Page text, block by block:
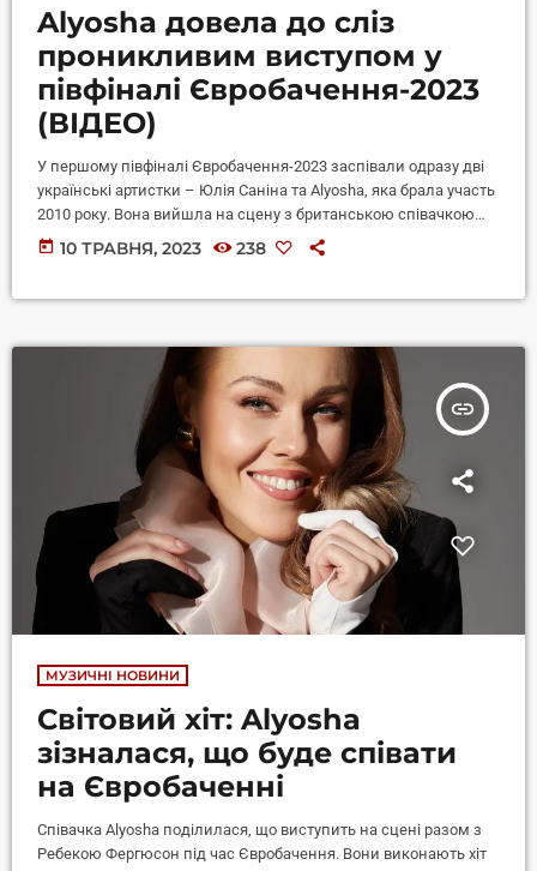
Alyosha довела до сліз
проникливим виступом у
півфіналі Євробачення-2023
(ВІДЕО)
У першому півфіналі Євробачення-2023 заспівали одразу дві
українські артистки – Юлія Саніна та Alyosha, яка брала участь
2010 року. Вона вийшла на сцену з британською співачкою
Ребекою Фергюсон. У дуеті з Ребекою Фергюсон Alyosha
виконала пісню Ordinary World культового британського гурту
Alyosha, у номері було багато синьо-жовтих кольорів […]
today 10 ТРАВНЯ, 2023 238
insert_link
МУЗИЧНІ НОВИНИ
Світовий хіт: Alyosha
зізналася, що буде співати
на Євробаченні
Співачка Alyosha поділилася, що виступить на сцені разом з
Ребекою Фергюсон під час Євробачення. Вони виконають хіт